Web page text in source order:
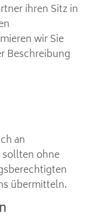
ihren Sitz in
wir Sie
Beschreibung
an
sollten ohne
übermitteln.